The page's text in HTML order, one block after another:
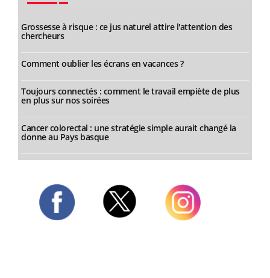
Grossesse à risque : ce jus naturel attire l'attention des
chercheurs
Comment oublier les écrans en vacances ?
Toujours connectés : comment le travail empiète de plus
en plus sur nos soirées
Cancer colorectal : une stratégie simple aurait changé la
donne au Pays basque